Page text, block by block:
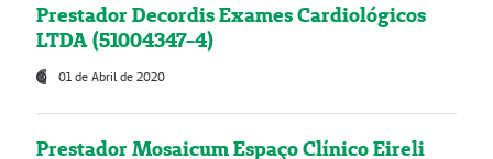
Prestador Decordis Exames Cardiológicos
LTDA (51004347-4)
01 de Abril de 2020
Prestador Mosaicum Espaço Clínico Eireli